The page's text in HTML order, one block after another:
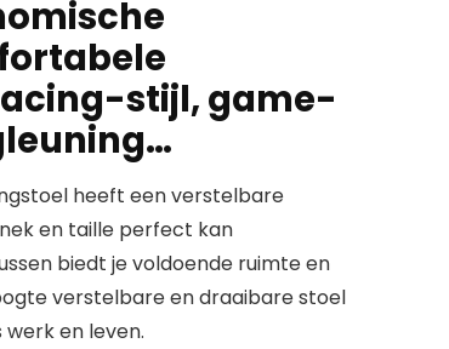
stijl, game-
heeft een verstelbare
en taille perfect kan
biedt je voldoende ruimte en
verstelbare en draaibare stoel
en leven.